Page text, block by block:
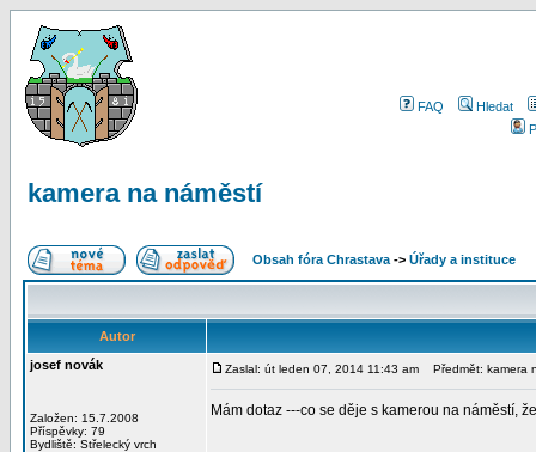
FAQ
Hledat
kamera na náměstí
Obsah fóra Chrastava -> Úřady a instituce
Autor
josef novák
Založen: 15.7.2008
Příspěvky: 79
Bydliště: Střelecký vrch
Zaslal: út leden 07, 2014 11:43 am Předmět: kamera
Mám dotaz ---co se děje s kamerou na náměstí,